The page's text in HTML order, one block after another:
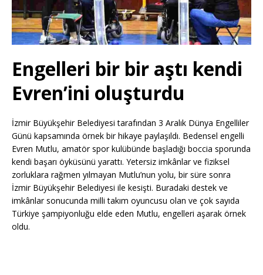
Engelleri bir bir aştı kendi
Evren’ini oluşturdu
İzmir Büyükşehir Belediyesi tarafından 3 Aralık Dünya Engelliler
Günü kapsamında örnek bir hikaye paylaşıldı. Bedensel engelli
Evren Mutlu, amatör spor kulübünde başladığı boccia sporunda
kendi başarı öyküsünü yarattı. Yetersiz imkânlar ve fiziksel
zorluklara rağmen yılmayan Mutlu’nun yolu, bir süre sonra
İzmir Büyükşehir Belediyesi ile kesişti. Buradaki destek ve
imkânlar sonucunda milli takım oyuncusu olan ve çok sayıda
Türkiye şampiyonluğu elde eden Mutlu, engelleri aşarak örnek
oldu.